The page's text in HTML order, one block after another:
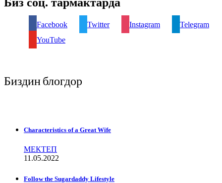
Биз соц. тармактарда
Facebook Twitter Instagram
Telegram
YouTube
Биздин блогдор
Characteristics of a Great Wife
МЕКТЕП
11.05.2022
Follow the Sugardaddy Lifestyle